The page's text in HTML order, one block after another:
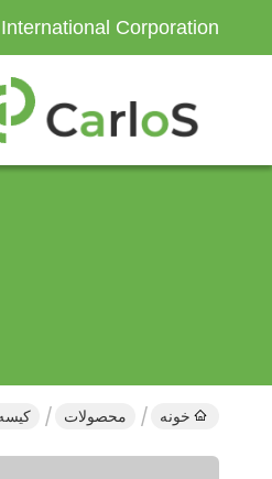
Corporation
خونه محصولات